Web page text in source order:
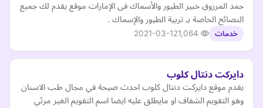
حمد المرزوق خبير الطيور والأسماك فى الإمارات موقع يقدم لك جميع
النصائح الخاصة بـ تربية الطيور والإسماك .
خدمات 2021-03-12
دايركت دنتال كلوب
يقدم موقع دايركت دنتال كلوب احدث صيحة في مجال طب الاسنان
وهو التقويم الشفاف او مايطلق عليه ايضا اسم التقويم الغير مرئي